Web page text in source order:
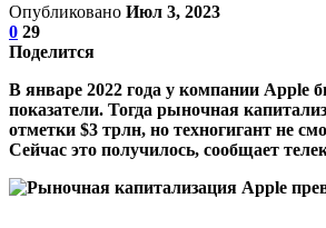
Опубликовано Июл 3, 2023
0 29
Поделится
В январе 2022 года у компании Apple
показатели. Тогда рыночная
отметки $3 трлн, но техногигант не
Сейчас это получилось, сообщает